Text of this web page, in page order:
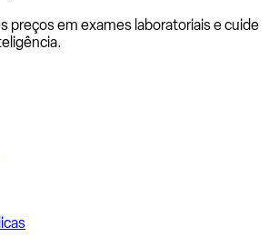
preços em exames laboratoriais e cuide